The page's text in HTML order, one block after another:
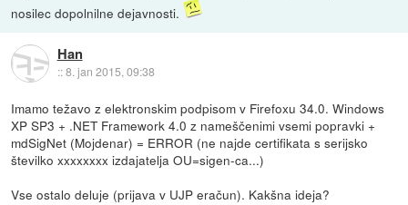
nosilec dopolnilne dejavnosti.
Han
::8. jan 2015, 09:38
Imamo težavo z elektronskim podpisom v Firefoxu 34.0. Windows
XP SP3 + .NET Framework 4.0 z nameščenimi vsemi popravki +
mdSigNet (Mojdenar) = ERROR (ne najde certifikata s serijsko
številko xxxxxxxx izdajatelja OU=sigen-ca...)
Vse ostalo deluje (prijava v UJP eračun). Kakšna ideja?